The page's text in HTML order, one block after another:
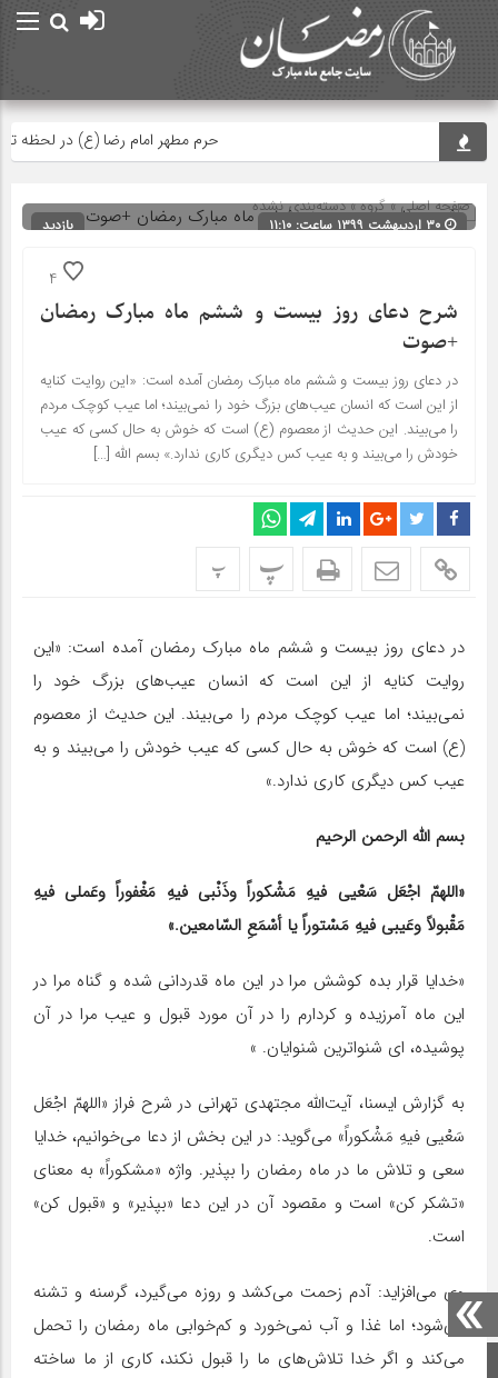
صفحه اصلی
حرم مطهر امام رضا (ع) در لحظه
صفحه اصلی» گروه » دسته‌بندی نشده
۳۰ اردیبهشت ۱۳۹۹ ساعت: ۱۱:۱۰
بازدید
4
شرح دعای روز بیست و ششم ماه مبارک رمضان
+صوت
در دعای روز بیست و ششم ماه مبارک رمضان آمده است: «این روایت کنایه
از این است که انسان عیب‌های بزرگ خود را نمی‌بیند؛ اما عیب کوچک مردم
را می‌بیند. این حدیث از معصوم (ع) است که خوش به حال کسی که عیب
خودش را می‌بیند و به عیب کس دیگری کاری ندارد.» بسم الله […]
پ پ
در دعای روز بیست و ششم ماه مبارک رمضان آمده است: «این
روایت کنایه از این است که انسان عیب‌های بزرگ خود را
نمی‌بیند؛ اما عیب کوچک مردم را می‌بیند. این حدیث از معصوم
(ع) است که خوش به حال کسی که عیب خودش را می‌بیند و به
عیب کس دیگری کاری ندارد.»
بسم الله الرحمن الرحیم
«اللهمّ اجْعَل سَعْیی فیهِ مَشْکوراً وذَنْبی فیهِ مَغْفوراً وعَملی فیهِ
مَقْبولاً وعَیبی فیهِ مَسْتوراً یا أسْمَعِ السّامعین.»
«خدایا قرار بده کوشش مرا در این ماه قدردانی شده و گناه مرا در
این ماه آمرزیده و کردارم را در آن مورد قبول و عیب مرا در آن
پوشیده، ای شنواترین شنوایان. »
به گزارش ایسنا، آیت‌الله مجتهدی تهرانی در شرح فراز «اللهمّ اجْعَل
سَعْیی فیهِ مَشْکوراً» می‌گوید: در این بخش از دعا می‌خوانیم، خدایا
سعی و تلاش ما در ماه رمضان را بپذیر. واژه «مشکوراً» به معنای
«تشکر کن» است و مقصود آن در این دعا «بپذیر» و «قبول کن»
است.
وی می‌افزاید: آدم زحمت می‌کشد و روزه می‌گیرد، گرسنه و تشنه
می‌شود؛ اما غذا و آب نمی‌خورد و کم‌خوابی ماه رمضان را تحمل
می‌کند و اگر خدا تلاش‌های ما را قبول نکند، کاری از ما ساخته